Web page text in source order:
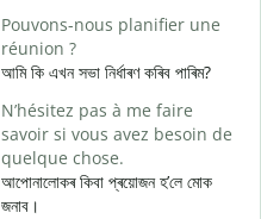
Pouvons-nous planifier une
réunion ?
আমি কি এখন সভা নিৰ্ধাৰণ কৰিব পাৰিম?
N’hésitez pas à me faire
savoir si vous avez besoin de
quelque chose.
আপোনালোকৰ কিবা প্ৰয়োজন হ’লে মোক
জনাব।